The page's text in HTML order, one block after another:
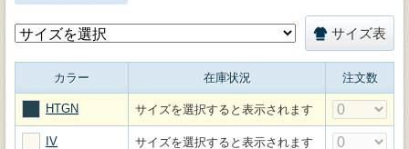
サイズ表
カラー 在庫状況 注文数
HTGN サイズを選択すると表示されます
IV サイズを選択すると表示されます